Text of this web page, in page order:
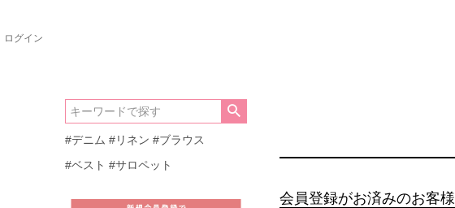
ログイン
#デニム #リネン #ブラウス
#ベスト #サロペット
会員登録がお済みのお客様